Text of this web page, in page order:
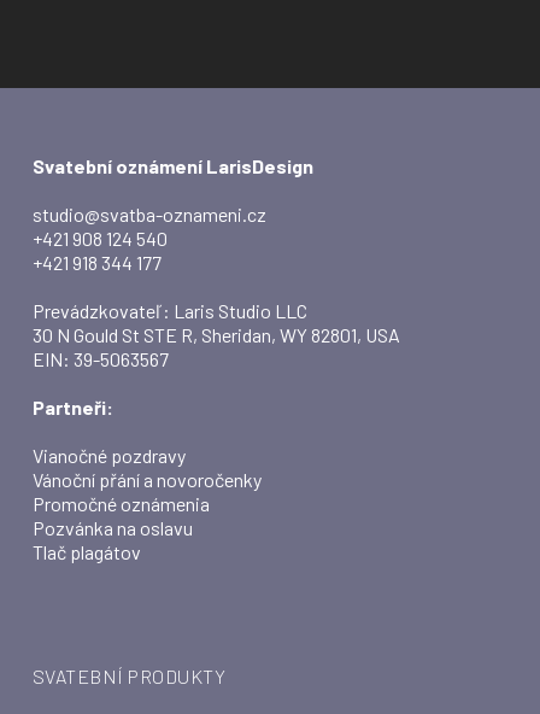
Svatební oznámení LarisDesign
studio@svatba-oznameni.cz
+421 908 124 540
+421 918 344 177
Prevádzkovateľ: Laris Studio LLC
30 N Gould St STE R, Sheridan, WY 82801, USA
EIN: 39-5063567
Partneři:
Vianočné pozdravy
Vánoční přání a novoročenky
Promočné oznámenia
Pozvánka na oslavu
Tlač plagátov
SVATEBNÍ PRODUKTY